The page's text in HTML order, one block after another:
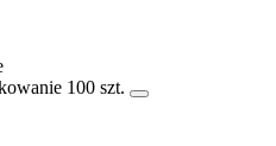
100 szt.